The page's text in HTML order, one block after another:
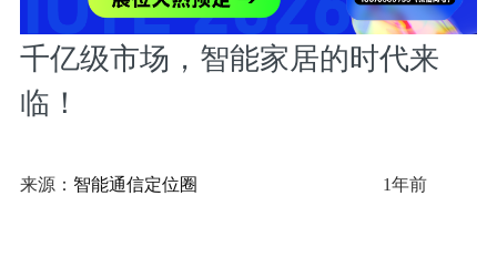
千亿级市场，智能家居的时代来
临！
来源： 智能通信定位圈 1年前